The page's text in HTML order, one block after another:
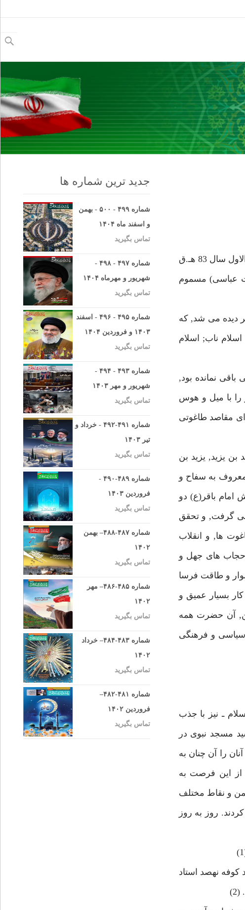
برای:
امام صادق(ع) هشتمين ستاره فروزان آسمان عصمت, و ششمين اختر تابان سپهر امامت و ولايت در هفدهم ربيع الاول سال 83 هـ.ق
(دومين طاغوت عباسى) مسموم
ديده مى شد, كه
ناب; اسلام
نمانده بود,
را با ميل و هوس
مقاصد طاغوتى
وليد بن يزيد, يزيد بن
معروف به سفاح و
امام باقر(ع) دو
مى گرفت, و تحقق
ها, و انقلاب
حجاب هاى جهل و
و طاقت فرسا
بسيار عميق و
آن حضرت همه
سياسى و فرهنگى
ـ نيز با جذب
مسجد نبوى در
را آن چنان به
از اين فرصت به
و نقاط مختلف
روز به روز
نهصد استاد
جدید ترین شماره ها
شماره ۴۹۹ - ۵۰۰ - بهمن
و اسفند ماه ۱۴۰۴
تماس بگیرید
شماره ۴۹۷ - ۴۹۸ -
شهریور و مهرماه ۱۴۰۴
تماس بگیرید
شماره ۴۹۵ - ۴۹۶ - اسفند
۱۴۰۳ و فروردین ۱۴۰۴
تماس بگیرید
شماره ۴۹۳ - ۴۹۴ -
شهریور و مهر ۱۴۰۳
تماس بگیرید
شماره ۴۹۱-۴۹۲ - خرداد و
تیر ۱۴۰۳
تماس بگیرید
شماره ۴۸۹-۴۹۰ -
فروردین ۱۴۰۳
تماس بگیرید
شماره ۴۸۷-۴۸۸– بهمن
۱۴۰۲
تماس بگیرید
شماره ۴۸۵-۴۸۶– مهر
۱۴۰۲
تماس بگیرید
شماره ۴۸۳-۴۸۴– خرداد
۱۴۰۲
تماس بگیرید
شماره ۴۸۱-۴۸۲–
فروردین ۱۴۰۲
تماس بگیرید